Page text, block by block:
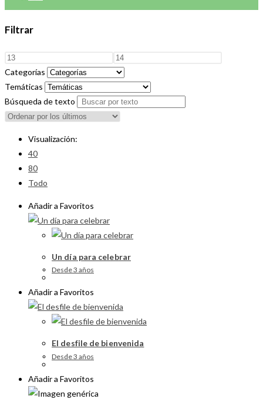
Filtrar
Categorías
Temáticas
Búsqueda de texto
Visualización:
40
80
Todo
Añadir a Favoritos
Un día para celebrar
Desde 3 años
Añadir a Favoritos
El desfile de bienvenida
Desde 3 años
Añadir a Favoritos